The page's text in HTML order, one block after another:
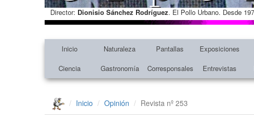
Director: Dionisio Sánchez Rodríguez. El Pollo Urbano. Desde
Inicio Naturaleza Pantallas Exposiciones
Ciencia
Gastronomía Corresponsales Entrevistas
Inicio Opinión Revista nº 253